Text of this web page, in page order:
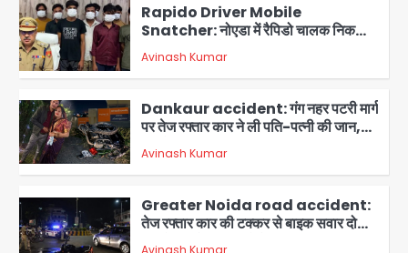
2
Rapido Driver Mobile
Snatcher: नोएडा में रैपिडो चालक निकला
मोबाइल स्नैचर गैंग का मास्टरमाइंड, जीरा-बॉल
बेचने वालों को बेचता था चोरी के फोन; 8
गिरफ्तार, 98 मोबाइल और 450 पार्ट्स बरामद
Avinash Kumar
3
Dankaur accident: गंग नहर पटरी मार्ग
पर तेज रफ्तार कार ने ली पति-पत्नी की जान,
गांव में मातम
Avinash Kumar
Greater Noida road accident:
तेज रफ्तार कार की टक्कर से बाइक सवार दो
युवकों की मौत, परिवारों में मातम
Avinash Kumar